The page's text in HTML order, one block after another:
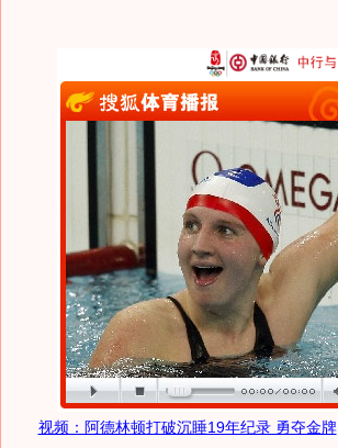
视频：阿德林顿打破沉睡19年纪录 勇夺金牌